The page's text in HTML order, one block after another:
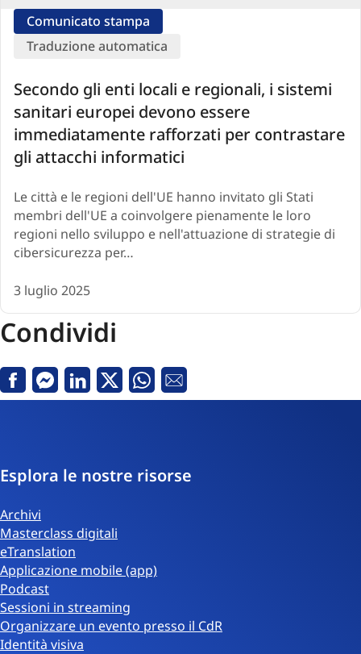
Secondo gli enti locali e regionali, i sistemi
sanitari europei devono essere
immediatamente rafforzati per contrastare
gli attacchi informatici
Le città e le regioni dell'UE hanno invitato gli Stati
membri dell'UE a coinvolgere pienamente le loro
regioni nello sviluppo e nell'attuazione di strategie di
cibersicurezza per…
Comunicato stampa
Traduzione automatica
3 luglio 2025
Condividi
FacebookMessenger
Linkedin
X Whatsapp
E-
Esplora le nostre risorse
Archivi
Masterclass digitali
eTranslation
Applicazione mobile (app)
Podcast
Sessioni in streaming
Organizzare un evento presso il CdR
Identità visiva